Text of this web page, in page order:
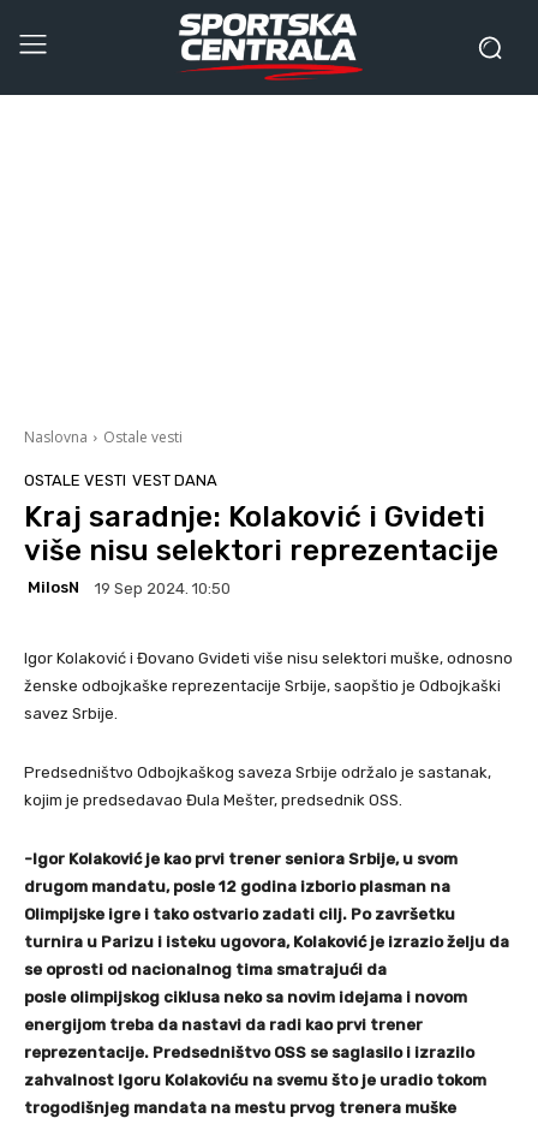
Naslovna Ostale vesti
OSTALE VESTI VEST DANA
Kraj saradnje: Kolaković i Gvideti
više nisu selektori reprezentacije
MilosN 19 Sep 2024. 10:50
Igor Kolaković i Đovano Gvideti više nisu selektori muške, odnosno
ženske odbojkaške reprezentacije Srbije, saopštio je Odbojkaški
savez Srbije.
Predsedništvo Odbojkaškog saveza Srbije održalo je sastanak,
kojim je predsedavao Đula Mešter, predsednik OSS.
-Igor Kolaković je kao prvi trener seniora Srbije, u svom
drugom mandatu, posle 12 godina izborio plasman na
Olimpijske igre i tako ostvario zadati cilj. Po završetku
turnira u Parizu i isteku ugovora, Kolaković je izrazio želju da
se oprosti od nacionalnog tima smatrajući da
posle olimpijskog ciklusa neko sa novim idejama i novom
energijom treba da nastavi da radi kao prvi trener
reprezentacije. Predsedništvo OSS se saglasilo i izrazilo
zahvalnost Igoru Kolakoviću na svemu što je uradio tokom
trogodišnjeg mandata na mestu prvog trenera muške